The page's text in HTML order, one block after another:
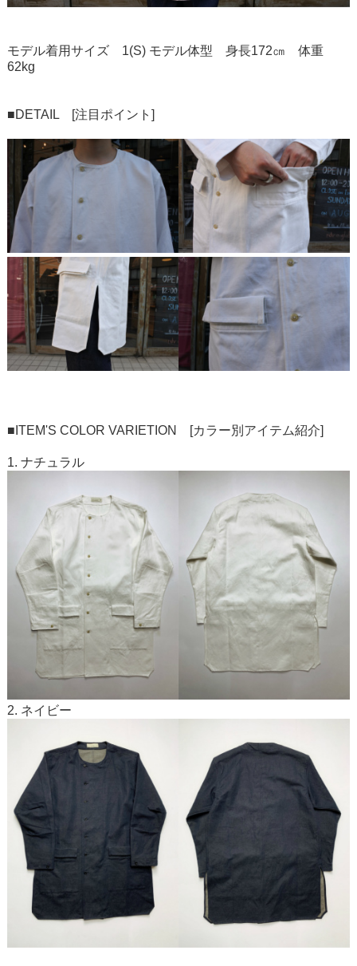
モデル着用サイズ 1(S) モデル体型 身長172㎝ 体重
62kg
■DETAIL [注目ポイント]
■ITEM'S COLOR VARIETION [カラー別アイテム紹介]
1. ナチュラル
2. ネイビー